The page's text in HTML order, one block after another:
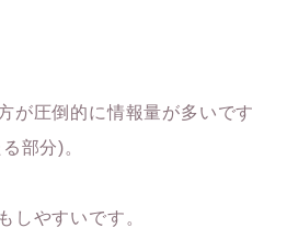
が圧倒的に情報量が多いです
部分)。
しやすいです。